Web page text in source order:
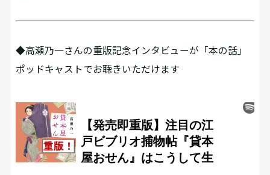
◆高瀬乃一さんの重版記念インタビューが「本の話」
ポッドキャストでお聴きいただけます